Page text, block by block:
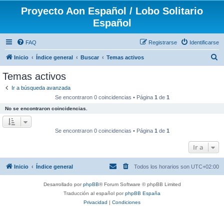
Proyecto Aon Español / Lobo Solitario
Español
FAQ Identificarse
Registrarse
Inicio Índice general Buscar Temas activos
Temas activos
Ir a búsqueda avanzada
Se encontraron 0 coincidencias • Página 1 de 1
No se encontraron coincidencias.
Se encontraron 0 coincidencias • Página 1 de 1
Ir a
Inicio Índice general Todos los horarios son UTC+02:00
Desarrollado porphpBB® Forum Software © phpBB Limited
Traducción al español porphpBB España
Privacidad | Condiciones